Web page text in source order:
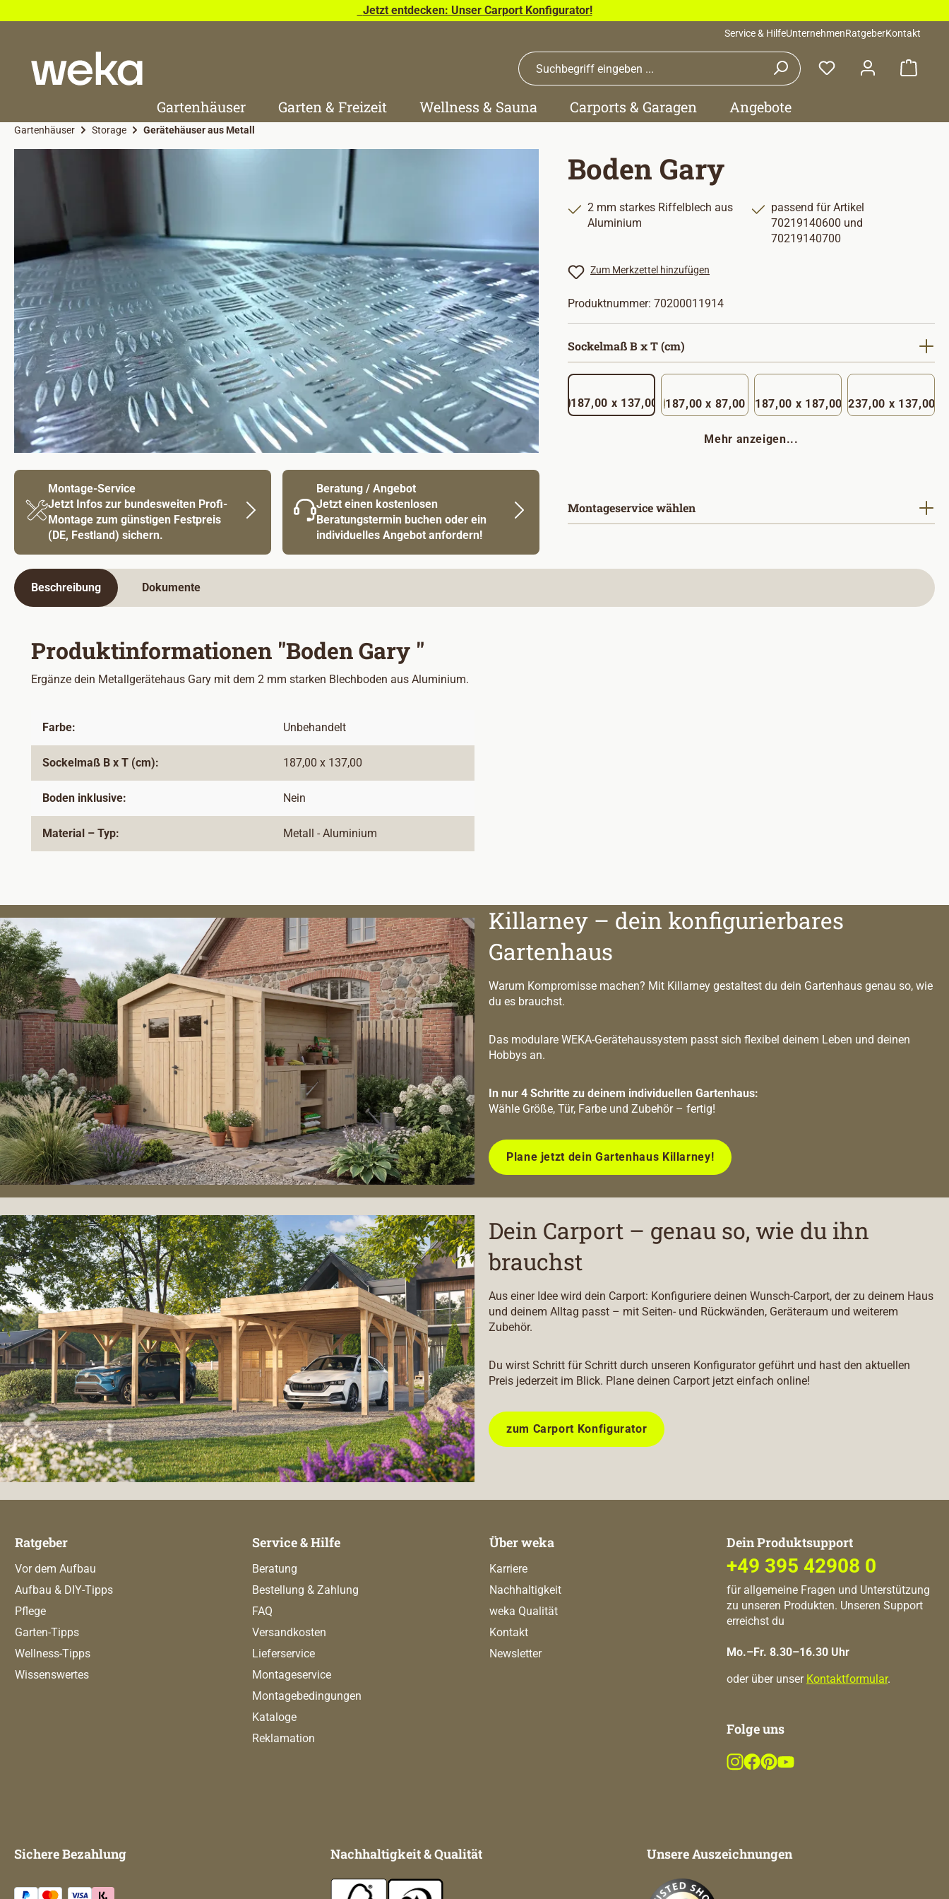
Jetzt entdecken: Unser Carport Konfigurator!
Service & HilfeUnternehmenRatgeberKontakt
Gartenhäuser Garten & Freizeit Wellness & Sauna Carports & Garagen Angebote
Gartenhäuser Storage Gerätehäuser aus Metall
Montage-Service
Jetzt Infos zur bundesweiten Profi-
Montage zum günstigen Festpreis
(DE, Festland) sichern.
Beratung / Angebot
Jetzt einen kostenlosen
Beratungstermin buchen oder ein
individuelles Angebot anfordern!
Boden Gary
2 mm starkes Riffelblech aus
Aluminium
passend für Artikel
70219140600 und
70219140700
Zum Merkzettel hinzufügen
Produktnummer: 70200011914
Sockelmaß B x T (cm)
187,00 x 137,00 187,00 x 87,00 187,00 x 187,00 237,00 x 137,00
Mehr anzeigen...
Montageservice wählen
Beschreibung Dokumente
Produktinformationen "Boden Gary "
Ergänze dein Metallgerätehaus Gary mit dem 2 mm starken Blechboden aus Aluminium.
Farbe: Unbehandelt
Sockelmaß B x T (cm): 187,00 x 137,00
Boden inklusive: Nein
Material – Typ: Metall - Aluminium
Killarney – dein konfigurierbares
Gartenhaus
Warum Kompromisse machen? Mit Killarney gestaltest du dein Gartenhaus genau so, wie
du es brauchst.
Das modulare WEKA-Gerätehaussystem passt sich flexibel deinem Leben und deinen
Hobbys an.
In nur 4 Schritte zu deinem individuellen Gartenhaus:
Wähle Größe, Tür, Farbe und Zubehör – fertig!
Plane jetzt dein Gartenhaus Killarney!
Dein Carport – genau so, wie du ihn
brauchst
Aus einer Idee wird dein Carport: Konfiguriere deinen Wunsch-Carport, der zu deinem Haus
und deinem Alltag passt – mit Seiten- und Rückwänden, Geräteraum und weiterem
Zubehör.
Du wirst Schritt für Schritt durch unseren Konfigurator geführt und hast den aktuellen
Preis jederzeit im Blick. Plane deinen Carport jetzt einfach online!
zum Carport Konfigurator
Ratgeber
Vor dem Aufbau
Aufbau & DIY-Tipps
Pflege
Garten-Tipps
Wellness-Tipps
Wissenswertes
Service & Hilfe
Beratung
Bestellung & Zahlung
FAQ
Versandkosten
Lieferservice
Montageservice
Montagebedingungen
Kataloge
Reklamation
Über weka
Karriere
Nachhaltigkeit
weka Qualität
Kontakt
Newsletter
Dein Produktsupport
+49 395 42908 0
für allgemeine Fragen und Unterstützung
zu unseren Produkten. Unseren Support
erreichst du
Mo.–Fr. 8.30–16.30 Uhr
oder über unser Kontaktformular.
Folge uns
Sichere Bezahlung Nachhaltigkeit & Qualität Unsere Auszeichnungen